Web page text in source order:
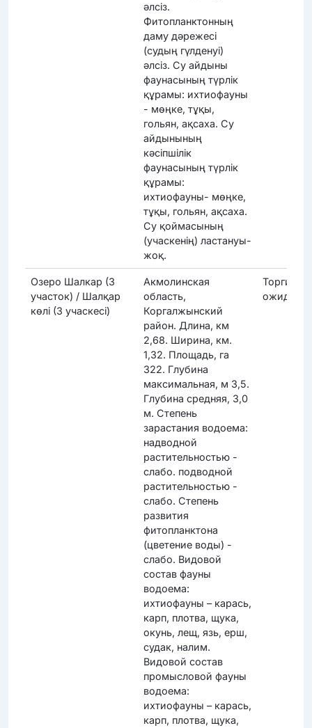
әлсіз.
Фитопланктонның
даму дәрежесі
(судың гүлденуі)
әлсіз. Су айдыны
фаунасының түрлік
құрамы: ихтиофауны
- мөңке, тұқы,
гольян, ақсаха. Су
айдынының
кәсіпшілік
фаунасының түрлік
құрамы:
ихтиофауны- мөңке,
тұқы, гольян, ақсаха.
Су қоймасының
(учаскенің) ластануы-
жоқ.
Озеро Шалкар (3
участок) / Шалқар
көлі (3 учаскесі)
Акмолинская
область,
Коргалжынский
район. Длина, км
2,68. Ширина, км.
1,32. Площадь, га
322. Глубина
максимальная, м 3,5.
Глубина средняя, 3,0
м. Степень
зарастания водоема:
надводной
растительностью -
слабо. подводной
растительностью -
слабо. Степень
развития
фитопланктона
(цветение воды) -
слабо. Видовой
состав фауны
водоема:
ихтиофауны – карась,
карп, плотва, щука,
окунь, лещ, язь, ерш,
судак, налим.
Видовой состав
промысловой фауны
водоема:
ихтиофауны – карась,
карп, плотва, щука,
Торги